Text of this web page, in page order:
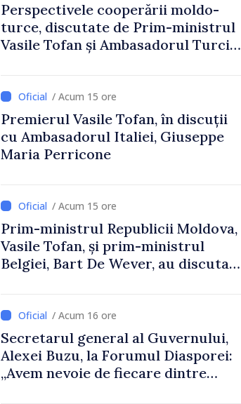
Perspectivele cooperării moldo-
turce, discutate de Prim-ministrul
Vasile Tofan și Ambasadorul Turciei,
/ Acum 15 ore
Premierul Vasile Tofan, în discuții
cu Ambasadorul Italiei, Giuseppe
Maria Perricone
/ Acum 15 ore
Prim-ministrul Republicii Moldova,
Vasile Tofan, și prim-ministrul
Belgiei, Bart De Wever, au discutat
/ Acum 16 ore
Secretarul general al Guvernului,
Alexei Buzu, la Forumul Diasporei:
„Avem nevoie de fiecare dintre